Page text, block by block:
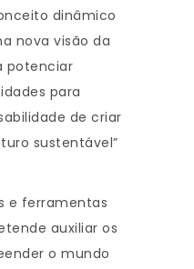
dinâmico
nova visão da
potenciar
para
de criar
sustentável”
e ferramentas
auxiliar os
o mundo